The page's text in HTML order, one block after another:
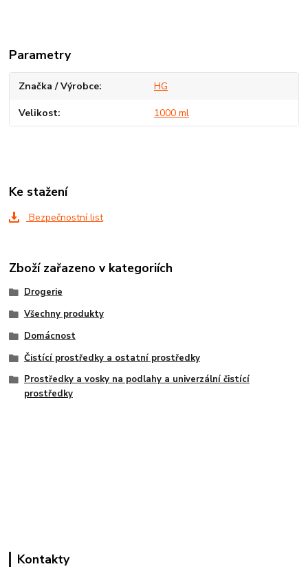
Parametry
Značka / Výrobce HG
Velikost 1000 ml
Ke stažení
Bezpečnostní list
Zboží zařazeno v kategoriích
Drogerie
Všechny produkty
Domácnost
Čistící prostředky a ostatní prostředky
Prostředky a vosky na podlahy a univerzální čistící
prostředky
Kontakty